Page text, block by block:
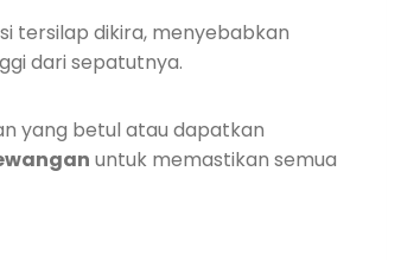
tersilap dikira, menyebabkan
dari sepatutnya.
yang betul atau dapatkan
untuk memastikan semua